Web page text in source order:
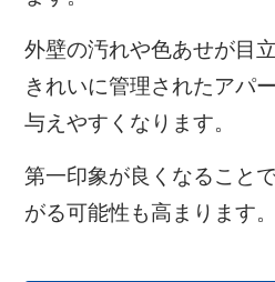
外壁の汚れや色あせが目
きれいに管理されたアパ
与えやすくなります。
第一印象が良くなること
がる可能性も高まります。